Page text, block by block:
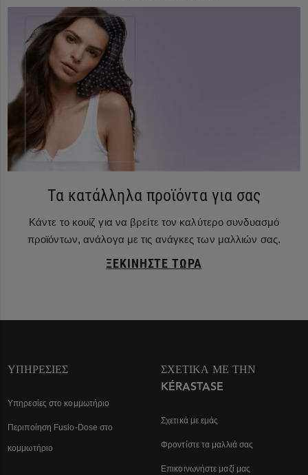
Τα κατάλληλα προϊόντα για σας
Κάντε το κουίζ για να βρείτε τον καλύτερο συνδυασμό
προϊόντων, ανάλογα με τις ανάγκες των μαλλιών σας.
ΞΕΚΙΝΉΣΤΕ ΤΏΡΑ
ΥΠΗΡΕΣΊΕΣ
Υπηρεσίες στο κομμωτήριο
Περιποίηση Fusio-Dose στο
κομμωτήριο
ΣΧΕΤΙΚΆ ΜΕ ΤΗΝ
KÉRASTASE
Σχετικά με εμάς
Φροντίστε τα μαλλιά σας
Επικοινωνήστε μαζί μας